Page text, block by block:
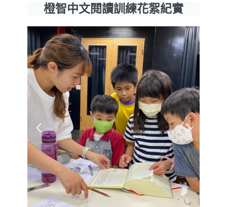
橙智中文閱讀訓練花絮紀實